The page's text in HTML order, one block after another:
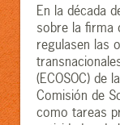
En la década
sobre la firma
regulasen las
(ECOSOC) de
Comisión de
como tareas